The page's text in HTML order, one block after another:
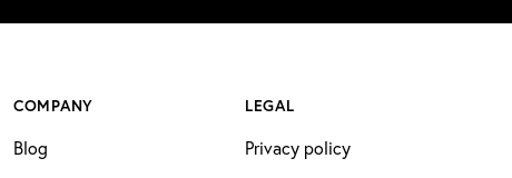
COMPANY
Blog
LEGAL
Privacy policy